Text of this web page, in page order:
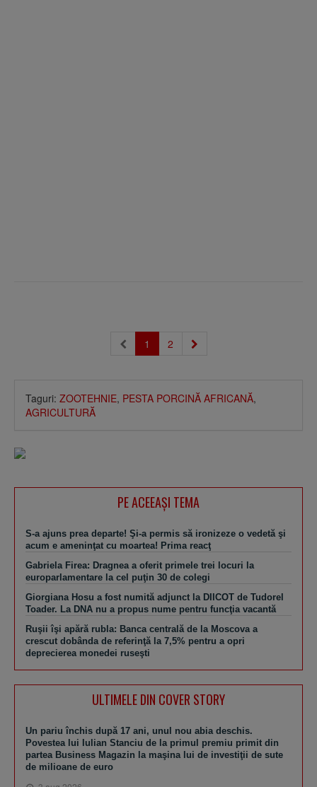
1 2
Taguri: ZOOTEHNIE, PESTA PORCINĂ AFRICANĂ,
AGRICULTURĂ
PE ACEEAŞI TEMA
S-a ajuns prea departe! Şi-a permis să ironizeze o vedetă şi
acum e ameninţat cu moartea! Prima reacţ
Gabriela Firea: Dragnea a oferit primele trei locuri la
europarlamentare la cel puţin 30 de colegi
Giorgiana Hosu a fost numită adjunct la DIICOT de Tudorel
Toader. La DNA nu a propus nume pentru funcţia vacantă
Ruşii îşi apără rubla: Banca centrală de la Moscova a
crescut dobânda de referinţă la 7,5% pentru a opri
deprecierea monedei ruseşti
ULTIMELE DIN COVER STORY
Un pariu închis după 17 ani, unul nou abia deschis.
Povestea lui Iulian Stanciu de la primul premiu primit din
partea Business Magazin la maşina lui de investiţii de sute
de milioane de euro